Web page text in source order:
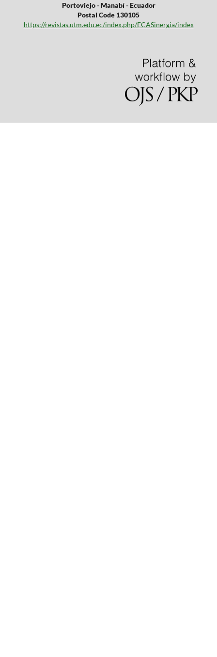
Portoviejo - Manabí - Ecuador
Postal Code 130105
https://revistas.utm.edu.ec/index.php/ECASinergia/index